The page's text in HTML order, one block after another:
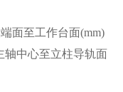
面至工作台面(mm)
轴中心至立柱导轨面